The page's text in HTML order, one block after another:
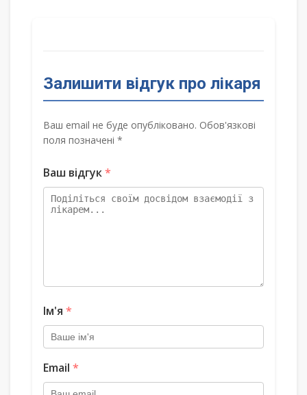
Залишити відгук про лікаря
Ваш email не буде опубліковано. Обов'язкові
поля позначені *
Ваш відгук*
Ім'я *
Email *